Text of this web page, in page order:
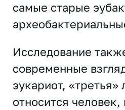
самые старые
Исследование
современные
эукариот,
относится человек,